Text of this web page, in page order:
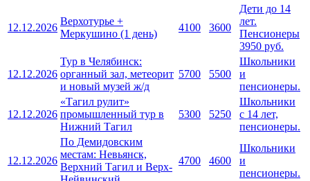
12.12.2026
Верхотурье +
Меркушино (1 день)
4100 3600
Дети до 14
лет.
Пенсионеры
3950 руб.
12.12.2026
Тур в Челябинск:
органный зал, метеорит
и новый музей ж/д
5700 5500
Школьники
и
пенсионеры.
12.12.2026
«Тагил рулит»
промышленный тур в
Нижний Тагил
5300 5250
Школьники
с 14 лет,
пенсионеры.
12.12.2026
По Демидовским
местам: Невьянск,
Верхний Тагил и Верх-
4700 4600
Школьники
и
пенсионеры.